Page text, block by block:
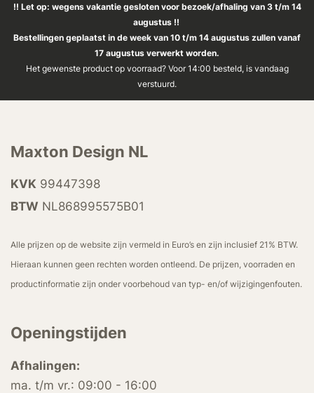
!! Let op: wegens vakantie gesloten voor bezoek/afhaling van 3 t/m 14
augustus !!
Bestellingen geplaatst in de week van 10 t/m 14 augustus zullen vanaf
17 augustus verwerkt worden.
Het gewenste product op voorraad? Voor 14:00 besteld, is vandaag
verstuurd.
Maxton Design NL
KVK 99447398
BTW NL868995575B01
Alle prijzen op de website zijn vermeld in Euro’s en zijn inclusief 21% BTW.
Hieraan kunnen geen rechten worden ontleend. De prijzen, voorraden en
productinformatie zijn onder voorbehoud van typ- en/of wijzigingenfouten.
Openingstijden
Afhalingen:
ma. t/m vr.: 09:00 - 16:00